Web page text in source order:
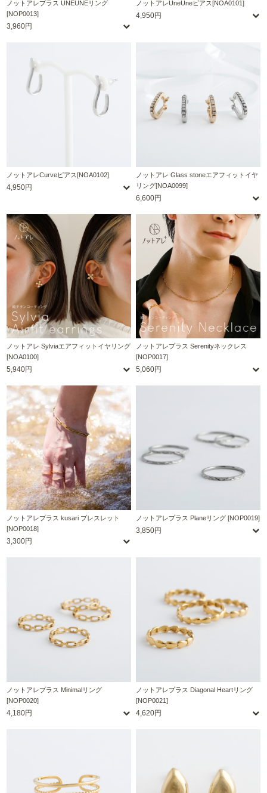
ノットアレプラス UNEUNEリング
[NOP0013]
3,960円
ノットアレUneUneピアス[NOA0101]
4,950円
ノットアレCurveピアス[NOA0102]
4,950円
ノットアレ Glass stoneエアフィットイヤ
リング[NOA0099]
6,600円
ノットアレ Sylviaエアフィットイヤリング
[NOA0100]
5,940円
ノットアレプラス Serenityネックレス
[NOP0017]
5,060円
ノットアレプラス kusari ブレスレット
[NOP0018]
3,300円
ノットアレプラス Planeリング [NOP0019]
3,850円
ノットアレプラス Minimalリング
[NOP0020]
4,180円
ノットアレプラス Diagonal Heartリング
[NOP0021]
4,620円